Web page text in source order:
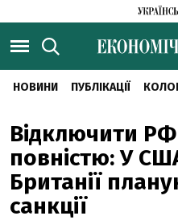
НОВИНИ ПУБЛІКАЦІЇ
Відключити РФ
повністю: У
Британії
санкції